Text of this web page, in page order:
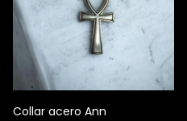
Collar acero Ann